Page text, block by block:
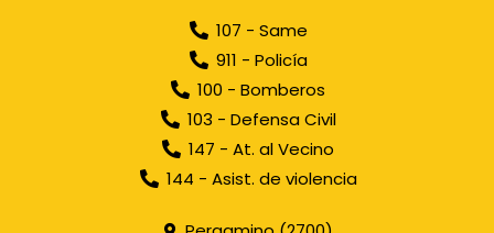
107 - Same
911 - Policía
100 - Bomberos
103 - Defensa Civil
147 - At. al Vecino
144 - Asist. de violencia